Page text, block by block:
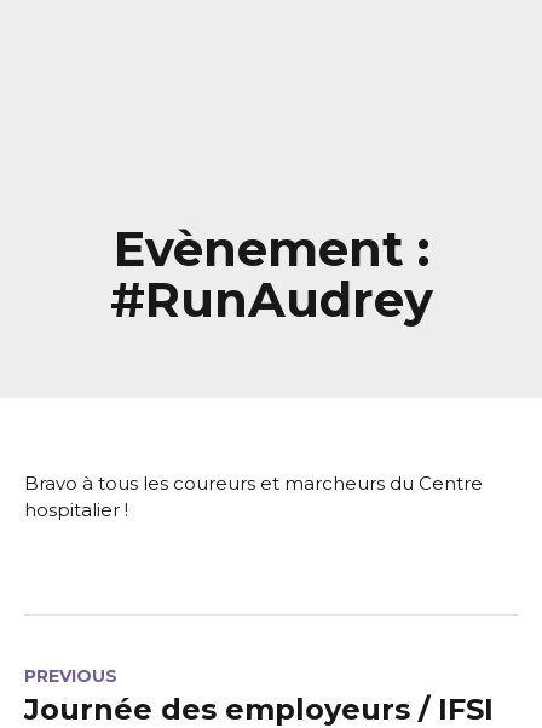
Evènement :
#RunAudrey
Bravo à tous les coureurs et marcheurs du Centre
hospitalier !
PREVIOUS
Journée des employeurs / IFSI